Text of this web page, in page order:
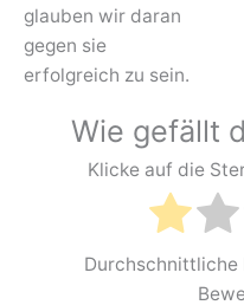
glauben wir daran
gegen sie
erfolgreich zu sein.
Wie gefällt
Klicke auf die
Durchschnittliche